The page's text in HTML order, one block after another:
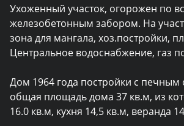
Ухоженный участок, огорожен по
железобетонным забором. На
зона для мангала, хоз.постройки,
Центральное водоснабжение, газ
Дом 1964 года постройки с печным
общая площадь дома 37 кв.м, из
16.0 кв.м, кухня 14,5 кв.м, веранда